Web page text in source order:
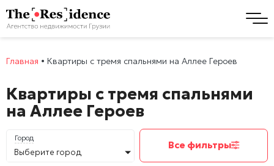
Главная • Квартиры с тремя спальнями на Аллее Героев
Квартиры с тремя спальнями
на Аллее Героев
Город
Выберите город
Все фильтры